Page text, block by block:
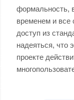
формальность,
временем и все
доступ из
надеяться, что
проекте